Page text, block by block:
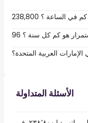
هو كم في الساعة ؟
هو كم كل سنة ؟
العربية المتحدة؟
الأسئلة المتداولة